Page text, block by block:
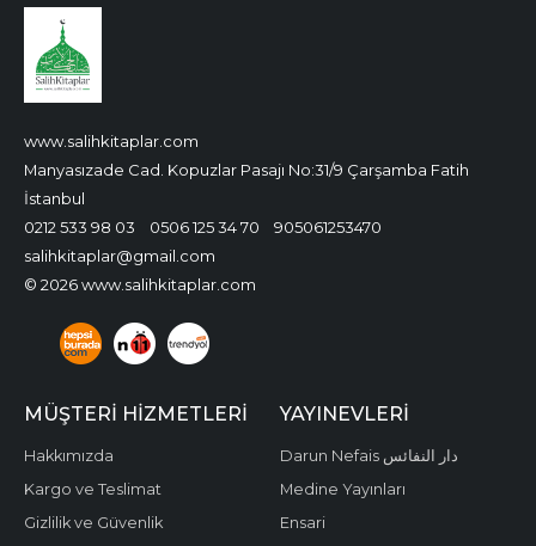
www.salihkitaplar.com
Manyasızade Cad. Kopuzlar Pasajı No:31/9 Çarşamba Fatih
İstanbul
0212 533 98 03
0506 125 34 70
905061253470
salihkitaplar@gmail.com
© 2026 www.salihkitaplar.com
MÜŞTERI HIZMETLERI
Hakkımızda
Kargo ve Teslimat
Gizlilik ve Güvenlik
YAYINEVLERI
Darun Nefais دار النفائس
Medine Yayınları
Ensari